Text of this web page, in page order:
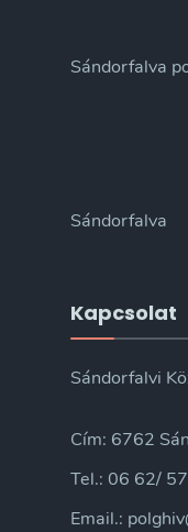
Sándorfalva
Sándorfalva
Kapcsolat
Sándorfalvi
Cím: 6762
Tel.: 06 62/
Email.: